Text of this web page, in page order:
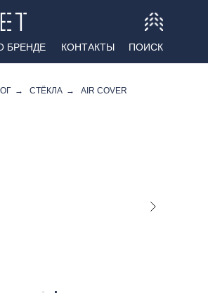
БРЕНДЕ КОНТАКТЫ ПОИСК
→ СТЁКЛА → AIR COVER